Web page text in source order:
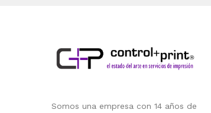
Somos una empresa con 14 años de